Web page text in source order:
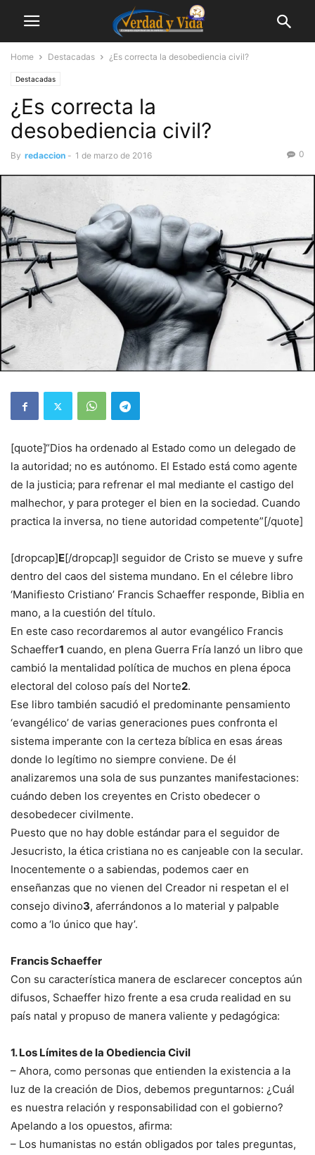
Home Destacadas ¿Es correcta la desobediencia civil?
Destacadas
¿Es correcta la
desobediencia civil?
By redaccion - 1 de marzo de 2016 0
[quote]“Dios ha ordenado al Estado como un delegado de
la autoridad; no es autónomo. El Estado está como agente
de la justicia; para refrenar el mal mediante el castigo del
malhechor, y para proteger el bien en la sociedad. Cuando
practica la inversa, no tiene autoridad competente”[/quote]
[dropcap]E[/dropcap]l seguidor de Cristo se mueve y sufre
dentro del caos del sistema mundano. En el célebre libro
‘Manifiesto Cristiano’ Francis Schaeffer responde, Biblia en
mano, a la cuestión del título.
En este caso recordaremos al autor evangélico Francis
Schaeffer1 cuando, en plena Guerra Fría lanzó un libro que
cambió la mentalidad política de muchos en plena época
electoral del coloso país del Norte2.
Ese libro también sacudió el predominante pensamiento
‘evangélico’ de varias generaciones pues confronta el
sistema imperante con la certeza bíblica en esas áreas
donde lo legítimo no siempre conviene. De él
analizaremos una sola de sus punzantes manifestaciones:
cuándo deben los creyentes en Cristo obedecer o
desobedecer civilmente.
Puesto que no hay doble estándar para el seguidor de
Jesucristo, la ética cristiana no es canjeable con la secular.
Inocentemente o a sabiendas, podemos caer en
enseñanzas que no vienen del Creador ni respetan el el
consejo divino3, aferrándonos a lo material y palpable
como a ‘lo único que hay’.
Francis Schaeffer
Con su característica manera de esclarecer conceptos aún
difusos, Schaeffer hizo frente a esa cruda realidad en su
país natal y propuso de manera valiente y pedagógica:
1. Los Límites de la Obediencia Civil
– Ahora, como personas que entienden la existencia a la
luz de la creación de Dios, debemos preguntarnos: ¿Cuál
es nuestra relación y responsabilidad con el gobierno?
Apelando a los opuestos, afirma:
– Los humanistas no están obligados por tales preguntas,